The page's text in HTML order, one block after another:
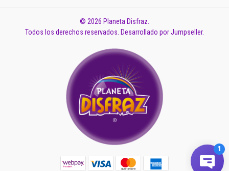
© 2026 Planeta Disfraz.
Todos los derechos reservados. Desarrollado por Jumpseller.